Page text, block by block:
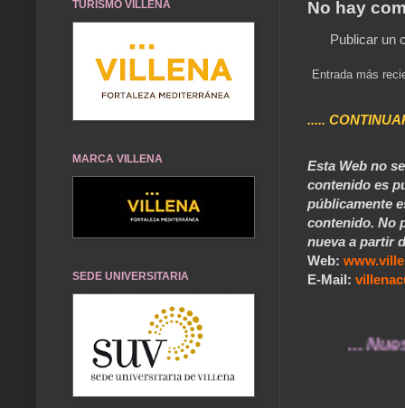
No hay
Publicar un
Entrada más
.....
Esta Web no
contenido es
públicamente
contenido. No
nueva a partir
Web:
E-Mail:
... Nuestros
TURISMO VILLENA
MARCA VILLENA
SEDE UNIVERSITARIA